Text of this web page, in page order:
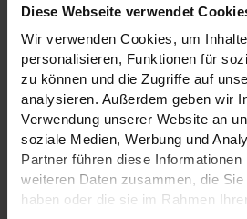
Diese Webseite verwendet
Wir verwenden Cookies, um
personalisieren, Funktionen für
zu können und die Zugriffe auf
analysieren. Außerdem geben wir
Verwendung unserer Website an
soziale Medien, Werbung und
Partner führen diese
weiteren Daten zusammen, die
haben oder die sie im Rahmen